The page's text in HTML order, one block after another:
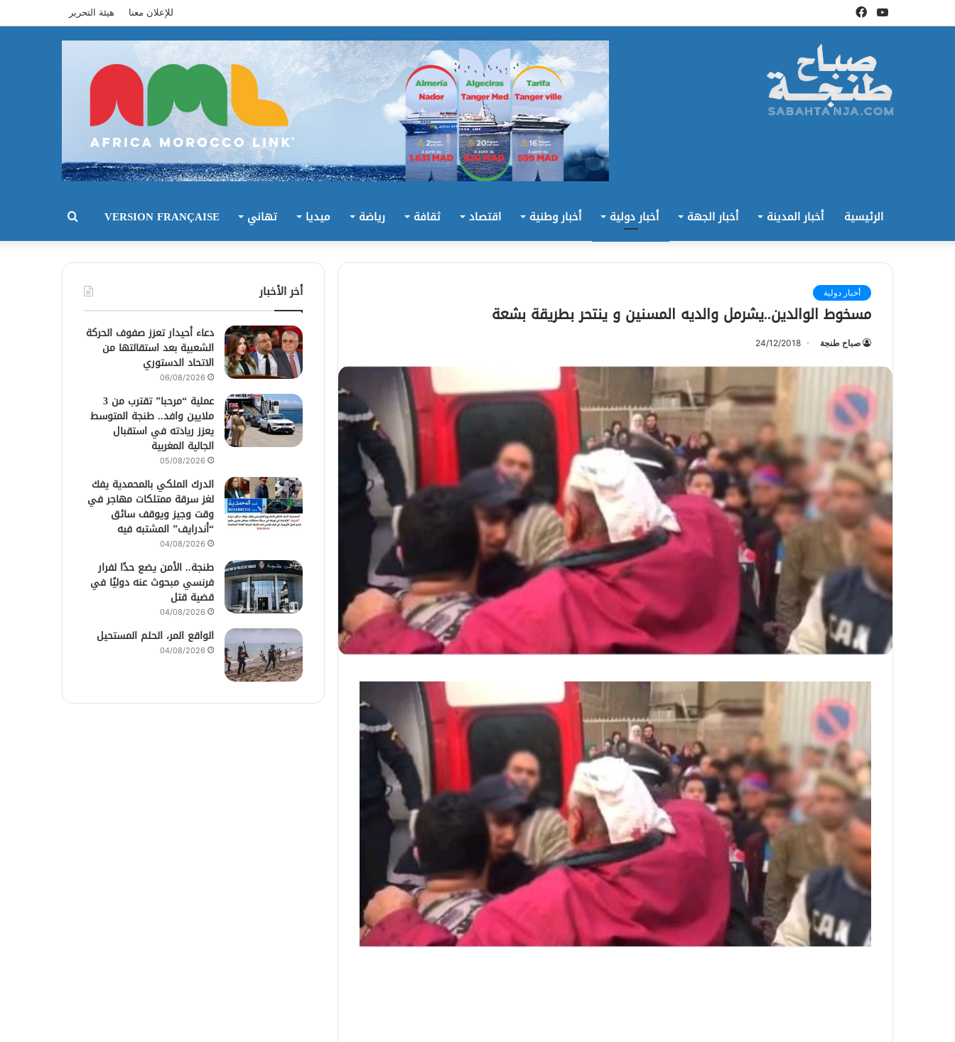
فيسبوكيوتيوب للإعلان معنا هيئة التحرير
الرئيسية أخبار المدينة أخبار الجهة أخبار دولية أخبار وطنية اقتصاد ثقافة رياضة ميديا تهاني VERSION FRANÇAISE بحث
أخبار دولية
مسخوط الوالدين..يشرمل والديه المسنين و ينتحر بطريقة بشعة
صباح طنجة 24/12/2018
أخر الأخبار
دعاء أحيدار تعزز صفوف الحركة
الشعبية بعد استقالتها من
الاتحاد الدستوري
06/08/2026
عملية “مرحبا” تقترب من 3
ملايين وافد.. طنجة المتوسط
يعزز ريادته في استقبال
الجالية المغربية
05/08/2026
الدرك الملكي بالمحمدية يفك
لغز سرقة ممتلكات مهاجر في
وقت وجيز ويوقف سائق
“أندرايف” المشتبه فيه
04/08/2026
طنجة.. الأمن يضع حدًا لفرار
فرنسي مبحوث عنه دوليًا في
قضية قتل
04/08/2026
الواقع المر، الحلم المستحيل
04/08/2026